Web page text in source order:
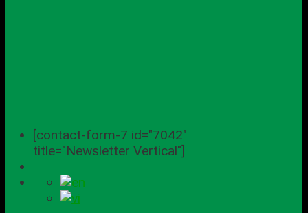
[contact-form-7 id="7042"
title="Newsletter Vertical"]